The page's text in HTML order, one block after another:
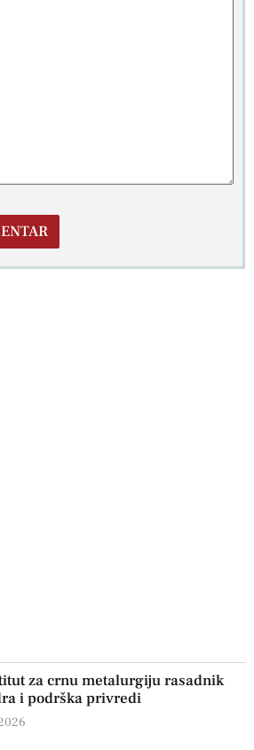
za crnu metalurgiju rasadnik
i podrška privredi